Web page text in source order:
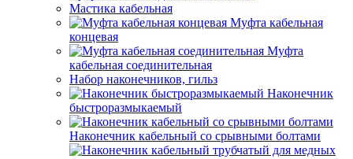
Мастика кабельная
Муфта кабельная
концевая
Муфта
кабельная соединительная
Набор наконечников, гильз
Наконечник
быстроразмыкаемый
Наконечник кабельный со срывными болтами